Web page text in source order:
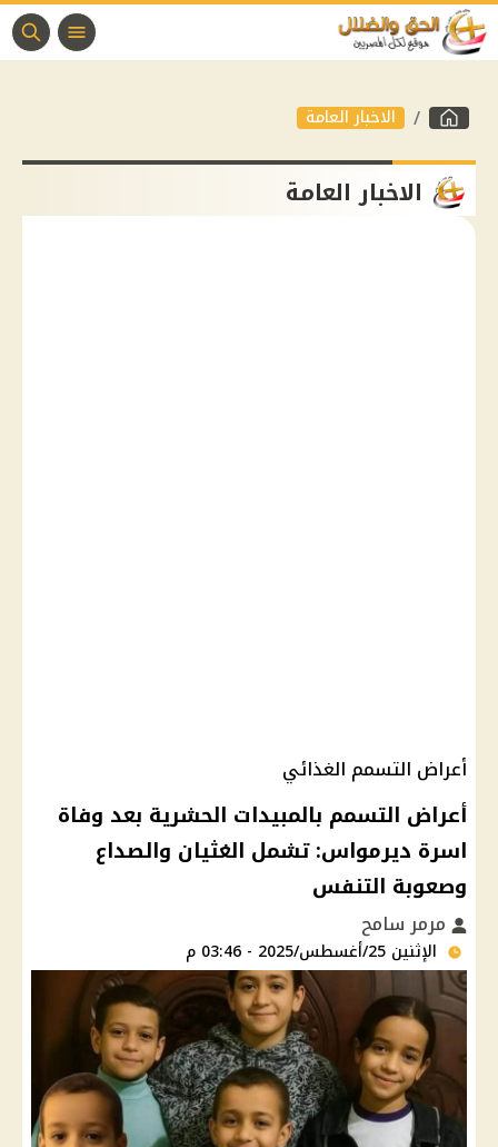
الاخبار العامة
الاخبار العامة
أعراض التسمم الغذائي
أعراض التسمم بالمبيدات الحشرية بعد وفاة
اسرة ديرمواس: تشمل الغثيان والصداع
وصعوبة التنفس
مرمر سامح
الإثنين 25/أغسطس/2025 - 03:46 م